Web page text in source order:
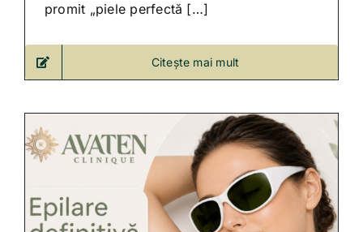
promit „piele perfectă […]
Citește mai mult